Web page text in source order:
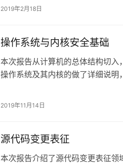
2019年2月18日
操作系统与内核安全基础
本次报告从计算机的总体结构切
操作系统及其内核的做了详细说
2019年11月14日
源代码变更表征
本次报告介绍了源代码变更表征